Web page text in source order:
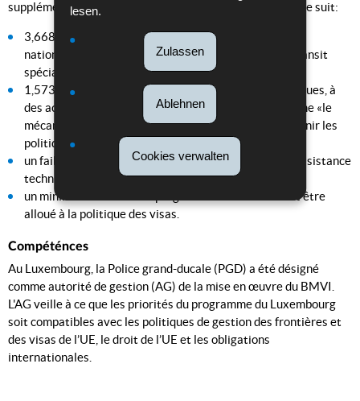
lesen.
Zulassen
Ablehnen
Cookies verwalten
supplément de 1,141 milliard d’euros. Il est délivré comme suit:
3,668 milliards d’euros sont alloués aux programmes
nationaux, dont 200 568 000 euros à un régime de transit
spécial pour la Lituanie;
1,573 milliard d’euros est alloué à des actions spécifiques, à
des actions de l’UE et à l’aide d’urgence (connue comme «le
mécanisme thématique»), essentiellement pour soutenir les
politiques internes de l’UE;
un faible pourcentage (jusqu’à 0,52 %) est alloué à l’assistance
technique, à la discrétion de la Commission;
un minimum de 10 % des programmes nationaux doit être
alloué à la politique des visas.
Compéténces
Au Luxembourg, la Police grand-ducale (PGD) a été désigné
comme autorité de gestion (AG) de la mise en œuvre du BMVI.
L'AG veille à ce que les priorités du programme du Luxembourg
soit compatibles avec les politiques de gestion des frontières et
des visas de l’UE, le droit de l’UE et les obligations
internationales.